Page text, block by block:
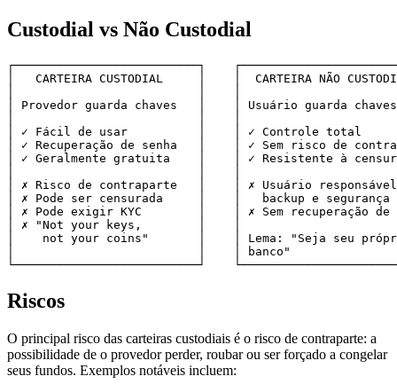
Custodial vs Não Custodial
┌──────────────────────────┐
│   CARTEIRA CUSTODIAL     │    │  CARTEIRA NÃO
│ Provedor guarda chaves   │    │ Usuário guarda
│ ✓ Fácil de usar          │    │ ✓ Controle total
│ ✓ Recuperação de senha   │    │ ✓ Sem risco de
│ ✓ Geralmente gratuita    │    │ ✓ Resistente à
│ ✗ Risco de contraparte   │    │ ✗ Usuário
│ ✗ Pode ser censurada     │    │   backup e
│ ✗ Pode exigir KYC        │    │ ✗ Sem recuperação de
│ ✗ "Not your keys,        │    │
│    not your coins"       │    │ Lema: "Seja seu
│                          │    │ banco"
Riscos
O principal risco das carteiras custodiais é o risco de contraparte: a
possibilidade de o provedor perder, roubar ou ser forçado a congelar
seus fundos. Exemplos notáveis incluem: